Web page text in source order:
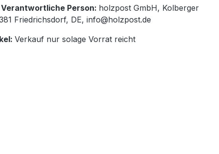
Person: holzpost GmbH, Kolberger
Friedrichsdorf, DE, info@holzpost.de
Verkauf nur solage Vorrat reicht